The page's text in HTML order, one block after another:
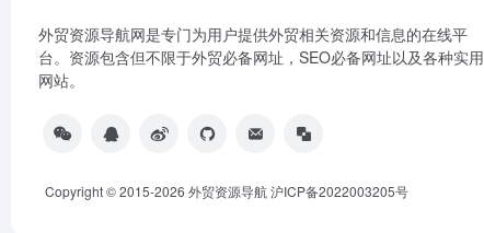
外贸资源导航网是专门为用户提供外贸相关资源和信息的在线平
台。资源包含但不限于外贸必备网址，SEO必备网址以及各种实用
网站。
Copyright © 2015-2026 外贸资源导航沪ICP备2022003205号